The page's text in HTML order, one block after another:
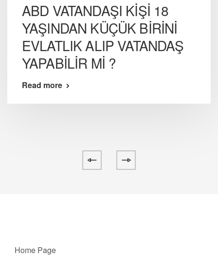
ABD VATANDAŞI KİŞİ 18
YAŞINDAN KÜÇÜK BİRİNİ
EVLATLIK ALIP VATANDAŞ
YAPABİLİR Mİ ?
Read more
Home Page